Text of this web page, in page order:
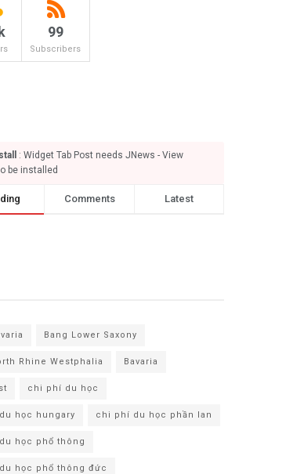
99
Subscribers
: Widget Tab Post needs JNews - View
be installed
Comments Latest
Bang Lower Saxony
Rhine Westphalia Bavaria
chi phí du học
học hungary chi phí du học phần lan
học phổ thông
học phổ thông đức